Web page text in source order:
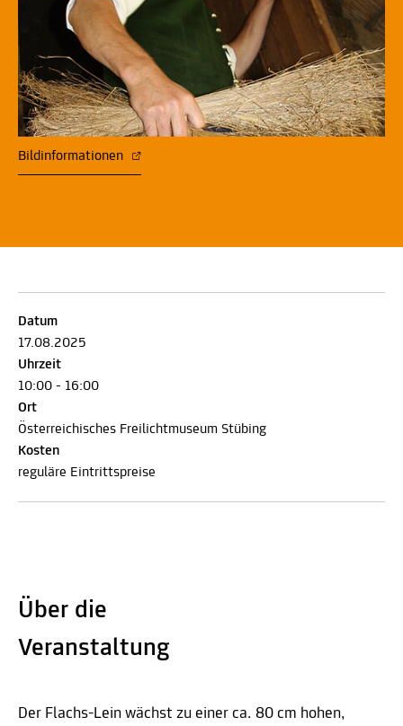
Bildinformationen
Datum
17.08.2025
Uhrzeit
10:00 - 16:00
Ort
Österreichisches Freilichtmuseum Stübing
Kosten
reguläre Eintrittspreise
Über die
Veranstaltung
Der Flachs-Lein wächst zu einer ca. 80 cm hohen,